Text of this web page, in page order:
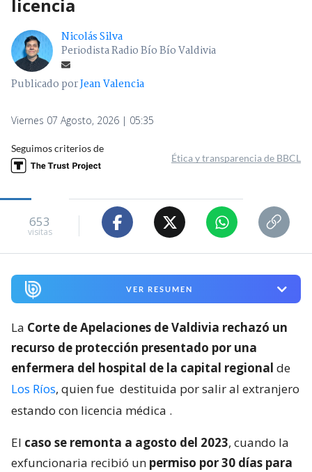
licencia
Nicolás Silva
Periodista Radio Bío Bío Valdivia
Publicado porJean Valencia
Viernes 07 Agosto, 2026 | 05:35
Seguimos criterios de
Ética y transparencia de BBCL
653
visitas
VER RESUMEN
La Corte de Apelaciones de Valdivia rechazó un
recurso de protección presentado por una
enfermera del hospital de la capital regional de
Los Ríos, quien fue destituida por salir al extranjero
estando con licencia médica .
El caso se remonta a agosto del 2023, cuando la
exfuncionaria recibió un permiso por 30 días para